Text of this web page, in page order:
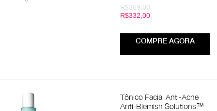
R$369,00
R$332,00
COMPRE AGORA
Tônico Facial Anti-Acne
Anti-Blemish Solutions™